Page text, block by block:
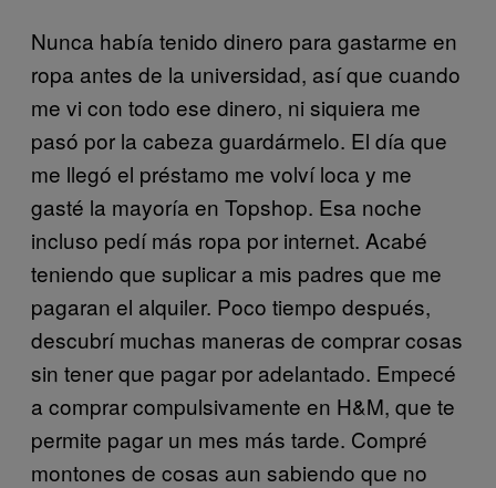
Nunca había tenido dinero para gastarme en
ropa antes de la universidad, así que cuando
me vi con todo ese dinero, ni siquiera me
pasó por la cabeza guardármelo. El día que
me llegó el préstamo me volví loca y me
gasté la mayoría en Topshop. Esa noche
incluso pedí más ropa por internet. Acabé
teniendo que suplicar a mis padres que me
pagaran el alquiler. Poco tiempo después,
descubrí muchas maneras de comprar cosas
sin tener que pagar por adelantado. Empecé
a comprar compulsivamente en H&M, que te
permite pagar un mes más tarde. Compré
montones de cosas aun sabiendo que no